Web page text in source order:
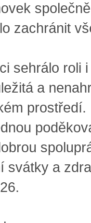
zachránit
sehrálo roli
a
prostředí.
svátky a